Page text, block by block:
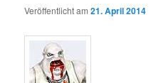
Veröffentlicht am21. April 2014